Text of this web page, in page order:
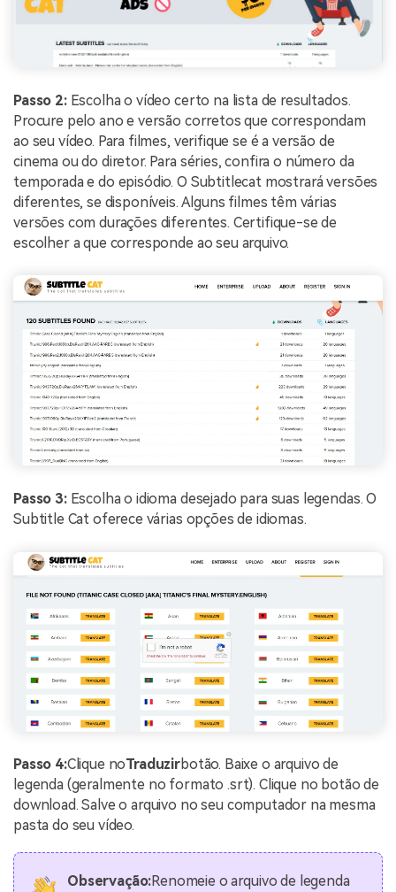
Passo 2: Escolha o vídeo certo na lista de resultados.
Procure pelo ano e versão corretos que correspondam
ao seu vídeo. Para filmes, verifique se é a versão de
cinema ou do diretor. Para séries, confira o número da
temporada e do episódio. O Subtitlecat mostrará versões
diferentes, se disponíveis. Alguns filmes têm várias
versões com durações diferentes. Certifique-se de
escolher a que corresponde ao seu arquivo.
Passo 3: Escolha o idioma desejado para suas legendas. O
Subtitle Cat oferece várias opções de idiomas.
Passo 4:Clique noTraduzirbotão. Baixe o arquivo de
legenda (geralmente no formato .srt). Clique no botão de
download. Salve o arquivo no seu computador na mesma
pasta do seu vídeo.
Observação:Renomeie o arquivo de legenda